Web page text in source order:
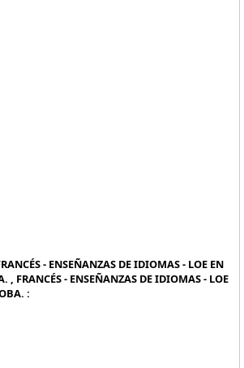
- ENSEÑANZAS DE IDIOMAS - LOE EN
, FRANCÉS - ENSEÑANZAS DE IDIOMAS - LOE
: